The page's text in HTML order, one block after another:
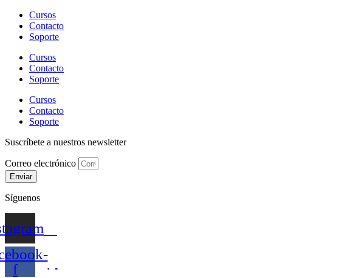
Cursos
Contacto
Soporte
Cursos
Contacto
Soporte
Cursos
Contacto
Soporte
Suscríbete a nuestros newsletter
Correo electrónico
Enviar
Síguenos
f